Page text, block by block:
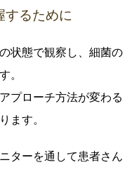
するために
状態で観察し、細菌の
。
プローチ方法が変わる
ます。
ターを通して患者さん